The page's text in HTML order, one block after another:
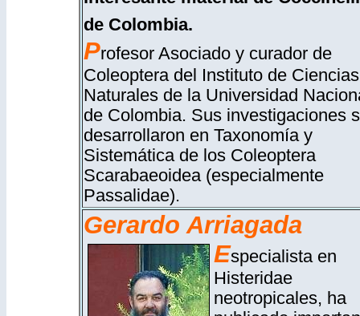
de Colombia.
Profesor Asociado y curador de
Coleoptera del Instituto de Ciencias
Naturales de la Universidad
de Colombia. Sus investigaciones
desarrollaron en Taxonomía y
Sistemática de los Coleoptera
Scarabaeoidea (especialmente
Passalidae).
Gerardo Arriagada
Especialista en
Histeridae
neotropicales, ha